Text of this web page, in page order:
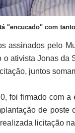
"encucado" com
assinados pelo
ativista Jonas da
juntos
foi firmado com
de
licitação